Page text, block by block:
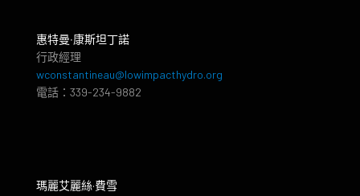
惠特曼‧康斯坦丁諾
行政經理
wconstantineau@lowimpacthydro.org
電話：339-234-9882
瑪麗艾麗絲·費雪